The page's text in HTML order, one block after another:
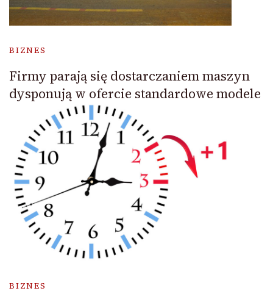
BIZNES
Firmy parają się dostarczaniem maszyn
dysponują w ofercie standardowe modele
BIZNES